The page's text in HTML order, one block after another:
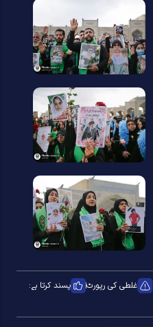
غلطی کی رپورٹ
پسند کرتا ہے: